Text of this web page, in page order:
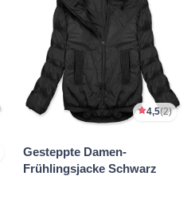
4,5(2)
Gesteppte Damen-
Frühlingsjacke Schwarz